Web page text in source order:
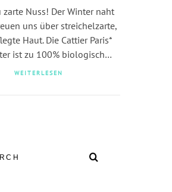
Nuss! Der Winter naht
uns über streichelzarte,
Haut. Die Cattier Paris*
ist zu 100% biologisch…
WEITERLESEN